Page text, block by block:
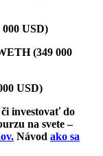
USD)
(349 000
USD)
investovať do
na svete –
Návod ako sa